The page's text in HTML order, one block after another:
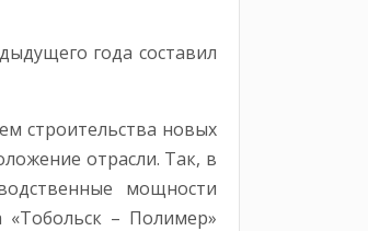
года составил
строительства новых
отрасли. Так, в
мощности
«Тобольск – Полимер»